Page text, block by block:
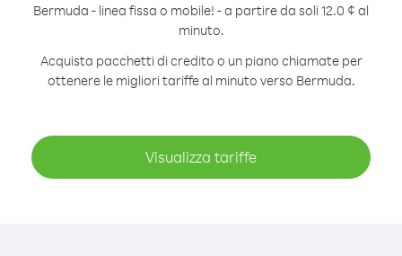
Bermuda - linea fissa o mobile! - a partire da soli 12.0 ¢ al
minuto.
Acquista pacchetti di credito o un piano chiamate per
ottenere le migliori tariffe al minuto verso Bermuda.
Visualizza tariffe